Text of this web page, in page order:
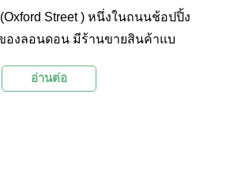
Street ) หนึ่งในถนนช้อปปิ้ง
งลอนดอน มีร้านขายสินค้าแบ
นสายนี้มากกว่า 300 ร้านค้า
อ่านต่อ